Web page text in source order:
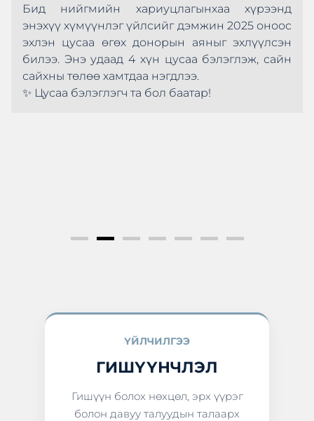
Бид нийгмийн хариуцлагынхаа хүрээнд
энэхүү хүмүүнлэг үйлсийг дэмжин 2025 оноос
эхлэн цусаа өгөх донорын аяныг эхлүүлсэн
билээ. Энэ удаад 4 хүн цусаа бэлэглэж, сайн
сайхны төлөө хамтдаа нэгдлээ.
✨ Цусаа бэлэглэгч та бол баатар!
ҮЙЛЧИЛГЭЭ
ГИШҮҮНЧЛЭЛ
Гишүүн болох нөхцөл, эрх үүрэг
болон давуу талуудын талаарх